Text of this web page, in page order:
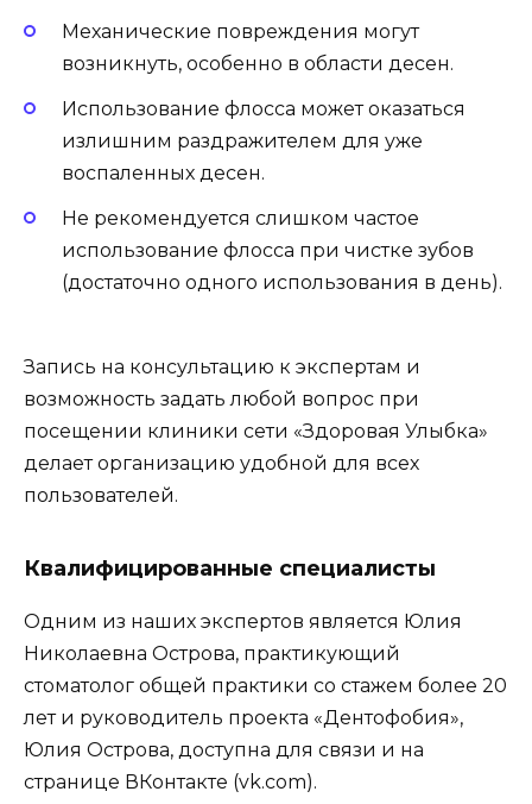
Механические повреждения могут
возникнуть, особенно в области десен.
Использование флосса может оказаться
излишним раздражителем для уже
воспаленных десен.
Не рекомендуется слишком частое
использование флосса при чистке зубов
(достаточно одного использования в день).
Запись на консультацию к экспертам и
возможность задать любой вопрос при
посещении клиники сети «Здоровая Улыбка»
делает организацию удобной для всех
пользователей.
Квалифицированные специалисты
Одним из наших экспертов является Юлия
Николаевна Острова, практикующий
стоматолог общей практики со стажем более 20
лет и руководитель проекта «Дентофобия»,
Юлия Острова, доступна для связи и на
странице ВКонтакте (vk.com).